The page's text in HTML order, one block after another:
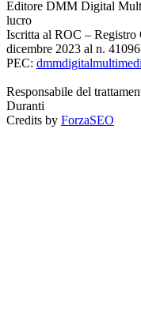
Editore DMM Digital
lucro
Iscritta al ROC – Registro
dicembre 2023 al n. 41096
PEC:
Responsabile del
Duranti
Credits by ForzaSEO